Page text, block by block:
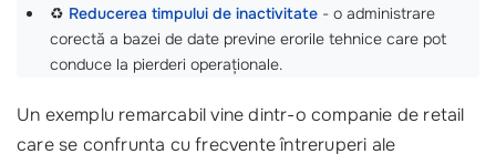
♻️ Reducerea timpului de inactivitate - o administrare
corectă a bazei de date previne erorile tehnice care pot
conduce la pierderi operaționale.
Un exemplu remarcabil vine dintr-o companie de retail
care se confrunta cu frecvente întreruperi ale